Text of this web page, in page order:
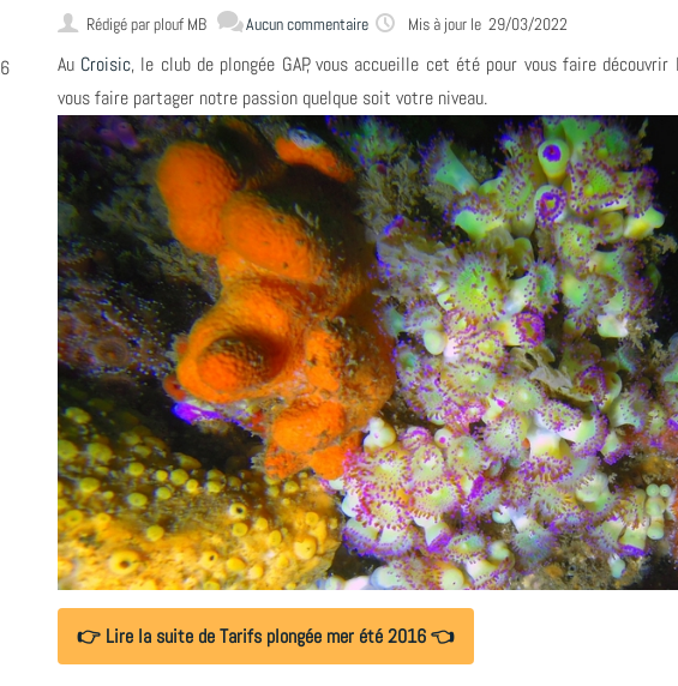
Rédigé parplouf MB Aucun commentaire Mis à jour le 29/03/2022
Au Croisic, le club de plongée GAP, vous accueille cet été pour vous faire
vous faire partager notre passion quelque soit votre niveau.
👉 Lire la suite de Tarifs plongée mer été 2016 👈